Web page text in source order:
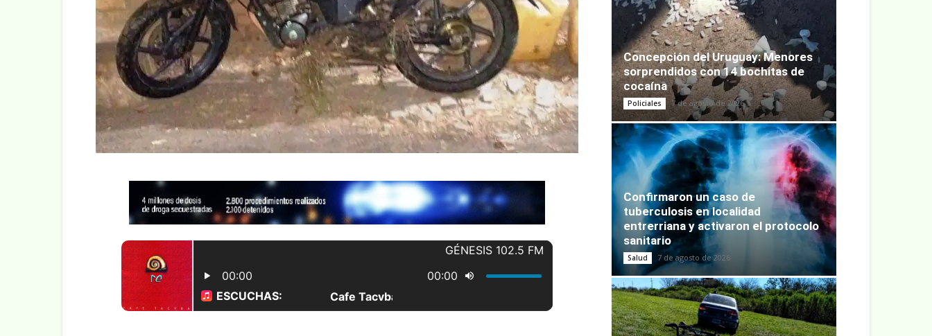
Concepción del Uruguay: Menores
sorprendidos con 14 bochitas de
cocaína
Policiales 7 de agosto de 2026
Confirmaron un caso de
tuberculosis en localidad
entrerriana y activaron el protocolo
sanitario
Salud 7 de agosto de 2026